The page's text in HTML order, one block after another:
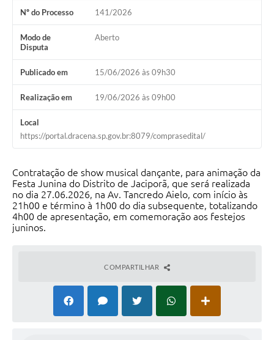
Nº do Processo 141/2026
Modo de
Disputa
Aberto
Publicado em 15/06/2026 às 09h30
Realização em 19/06/2026 às 09h00
Local
https://portal.dracena.sp.gov.br:8079/comprasedital/
Contratação de show musical dançante, para animação da
Festa Junina do Distrito de Jaciporã, que será realizada
no dia 27.06.2026, na Av. Tancredo Aielo, com início às
21h00 e término à 1h00 do dia subsequente, totalizando
4h00 de apresentação, em comemoração aos festejos
juninos.
COMPARTILHAR